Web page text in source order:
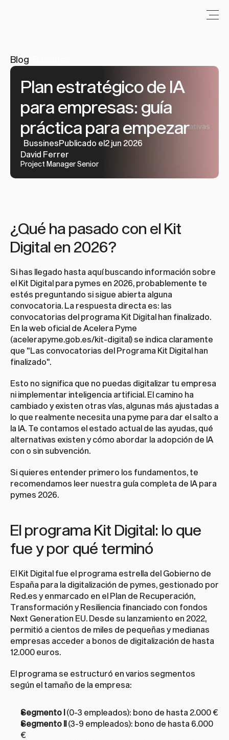
Blog
Plan estratégico de IA
para empresas: guía
práctica para empezar
BussinesPublicado el2 jun 2026
David Ferrer
Project Manager Senior
¿Qué ha pasado con el Kit
Digital en 2026?
Si has llegado hasta aquí buscando información sobre
el Kit Digital para pymes en 2026, probablemente te
estés preguntando si sigue abierta alguna
convocatoria. La respuesta directa es: las
convocatorias del programa Kit Digital han finalizado.
En la web oficial de Acelera Pyme
(acelerapyme.gob.es/kit-digital) se indica claramente
que "Las convocatorias del Programa Kit Digital han
finalizado".
Esto no significa que no puedas digitalizar tu empresa
ni implementar inteligencia artificial. El camino ha
cambiado y existen otras vías, algunas más ajustadas a
lo que realmente necesita una pyme para dar el salto a
la IA. Te contamos el estado actual de las ayudas, qué
alternativas existen y cómo abordar la adopción de IA
con o sin subvención.
Si quieres entender primero los fundamentos, te
recomendamos leer nuestra guía completa de IA para
pymes 2026.
El programa Kit Digital: lo que
fue y por qué terminó
El Kit Digital fue el programa estrella del Gobierno de
España para la digitalización de pymes, gestionado por
Red.es y enmarcado en el Plan de Recuperación,
Transformación y Resiliencia financiado con fondos
Next Generation EU. Desde su lanzamiento en 2022,
permitió a cientos de miles de pequeñas y medianas
empresas acceder a bonos de digitalización de hasta
12.000 euros.
El programa se estructuró en varios segmentos
según el tamaño de la empresa:
Segmento I (0-3 empleados): bono de hasta 2.000 €
Segmento II (3-9 empleados): bono de hasta 6.000
€